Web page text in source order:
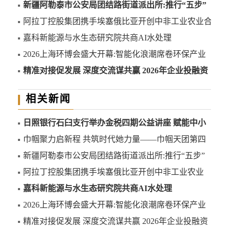
次组委会筹备会圆满举办
新疆阿勒泰市公安局团结路街道派出所:推行“五步”
工作法 打造新时代“枫”景线
阿拉丁控股集团携手埃塞俄比亚开创中非工业农业合
作新篇章
嘉科新能源与水生态研究院共商AI水处理
2026上海环博会盛大开幕:智能化浪潮席卷环保产业
精准对接促发展 深度交流谋共赢 2026年企业投融资
相关新闻
日照银行石臼支行举办金税四期公益讲座 赋能中小
微企业合规发展
巾帼聚力启新程 共筑时代她力量——巾帼天团第四
次组委会筹备会圆满举办
新疆阿勒泰市公安局团结路街道派出所:推行“五步”
工作法 打造新时代“枫”景线
阿拉丁控股集团携手埃塞俄比亚开创中非工业农业
合作新篇章
嘉科新能源与水生态研究院共商AI水处理
2026上海环博会盛大开幕:智能化浪潮席卷环保产业
精准对接促发展 深度交流谋共赢 2026年企业投融资